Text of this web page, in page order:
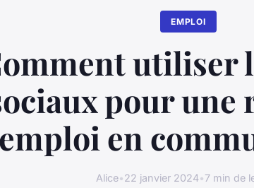
EMPLOI
utiliser
pour une
en
Alice•22 janvier 2024•7 min de